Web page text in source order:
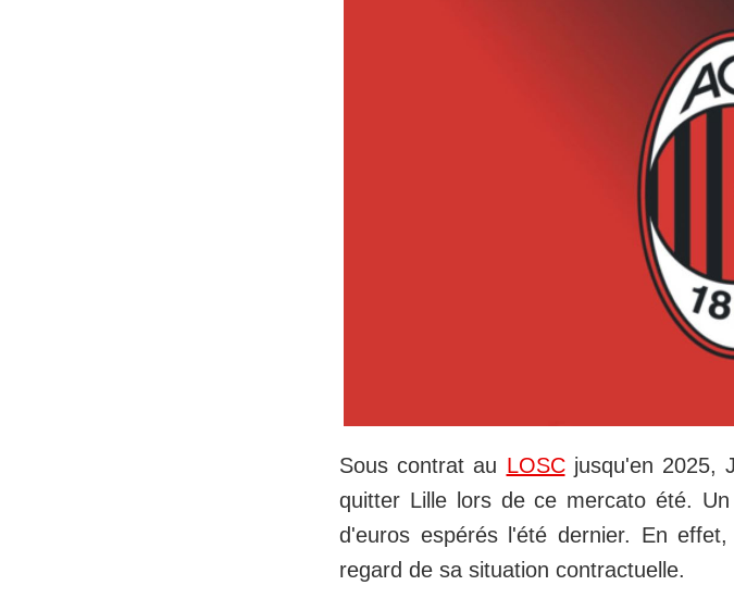
Sous contrat au LOSCjusqu'en 2025,
quitter Lille lors de ce mercato été.
d'euros espérés l'été dernier. En
regard de sa situation contractuelle.